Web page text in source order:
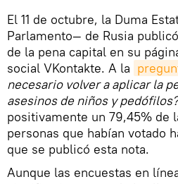
El 11 de octubre, la Duma
Parlamento— de Rusia
de la pena capital en su
social VKontakte. A la
necesario volver a aplicar la
asesinos de niños y
positivamente un 79,45% de
personas que habían votado
que se publicó esta nota.
Aunque las encuestas en